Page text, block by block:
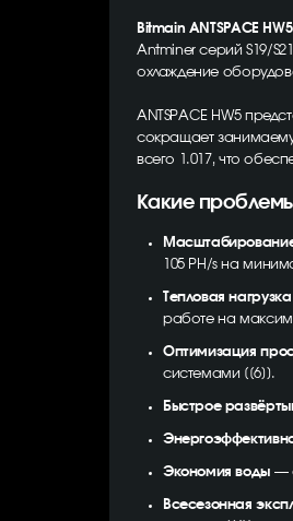
Bitmain ANTSPACE HW5
Antminer серий S19/
охлаждение
ANTSPACE HW5
сокращает
всего 1.017, что
Какие проблемы
105 PH/s на
Тепловая
работе на
Оптимизация
системами [[6]].
Быстрое
Экономия воды—
Всесезонная